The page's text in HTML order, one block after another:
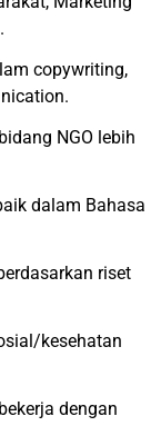
copywriting,
NGO lebih
dalam Bahasa
riset
kesehatan
dengan